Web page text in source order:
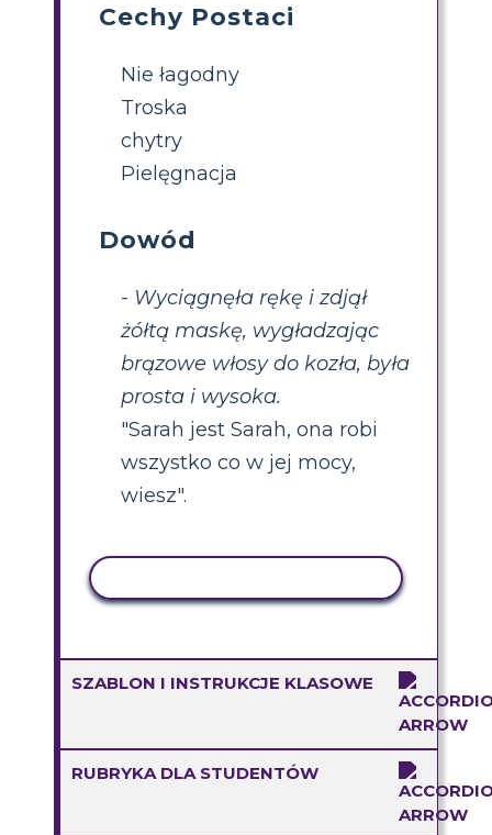
Cechy Postaci
Nie łagodny
Troska
chytry
Pielęgnacja
Dowód
- Wyciągnęła rękę i zdjął
żółtą maskę, wygładzając
brązowe włosy do kozła, była
prosta i wysoka.
"Sarah jest Sarah, ona robi
wszystko co w jej mocy,
wiesz".
SZABLON I INSTRUKCJE KLASOWE
RUBRYKA DLA STUDENTÓW